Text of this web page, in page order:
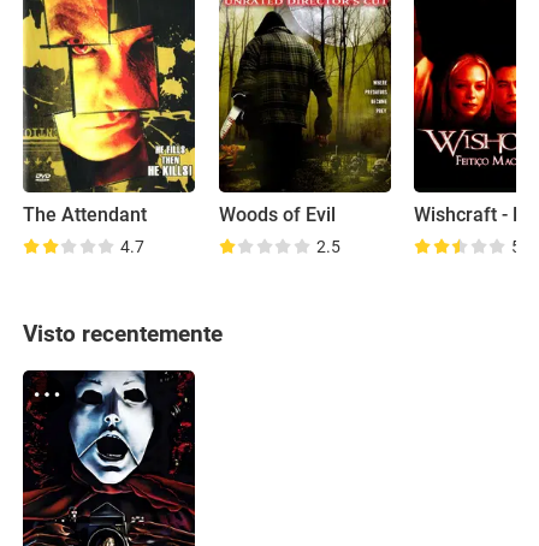
The Attendant
4.7
Woods of Evil
2.5 5.2
Visto recentemente